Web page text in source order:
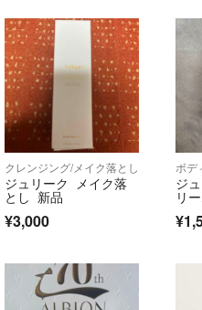
クレンジング/メイク落とし
ジュリーク メイク落
とし 新品
¥3,000
ボデ
ジ
リ